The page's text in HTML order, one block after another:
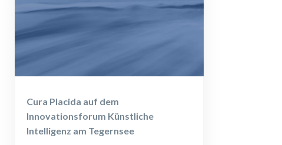
Cura Placida auf dem
Innovationsforum Künstliche
Intelligenz am Tegernsee